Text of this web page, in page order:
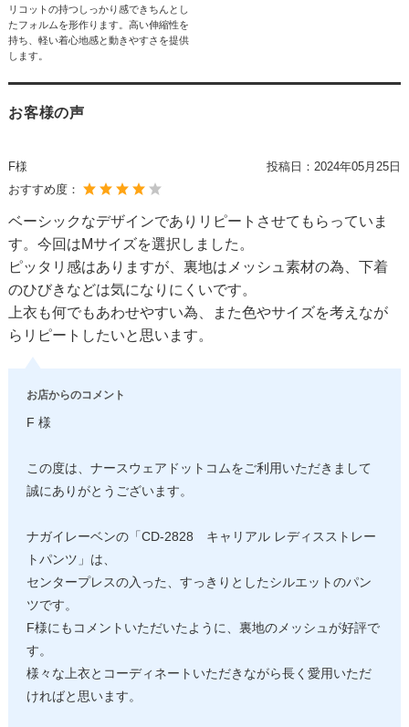
リコットの持つしっかり感できちんとし
たフォルムを形作ります。高い伸縮性を
持ち、軽い着心地感と動きやすさを提供
します。
お客様の声
F様 投稿日： 2024年05月25日
おすすめ度：
ベーシックなデザインでありリピートさせてもらっていま
す。今回はMサイズを選択しました。
ピッタリ感はありますが、裏地はメッシュ素材の為、下着
のひびきなどは気になりにくいです。
上衣も何でもあわせやすい為、また色やサイズを考えなが
らリピートしたいと思います。
お店からのコメント
F 様
この度は、ナースウェアドットコムをご利用いただきまして
誠にありがとうございます。
ナガイレーベンの「CD-2828 キャリアル レディスストレー
トパンツ」は、
センタープレスの入った、すっきりとしたシルエットのパン
ツです。
F様にもコメントいただいたように、裏地のメッシュが好評で
す。
様々な上衣とコーディネートいただきながら長く愛用いただ
ければと思います。